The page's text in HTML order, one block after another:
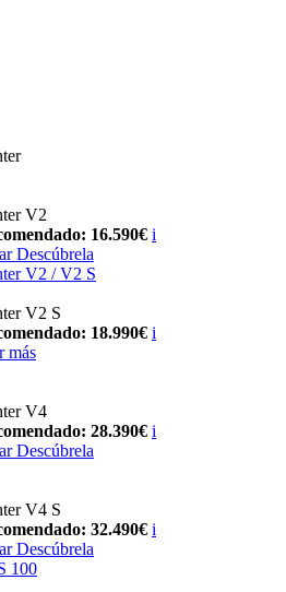
V2
16.590€ i
Descúbrela
V2 / V2 S
V2 S
18.990€ i
más
V4
28.390€ i
Descúbrela
V4 S
32.490€ i
Descúbrela
100